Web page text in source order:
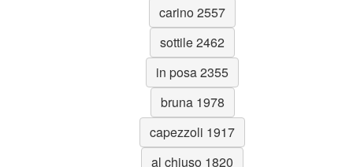
carino 2557
sottile 2462
in posa 2355
bruna 1978
capezzoli 1917
al chiuso 1820